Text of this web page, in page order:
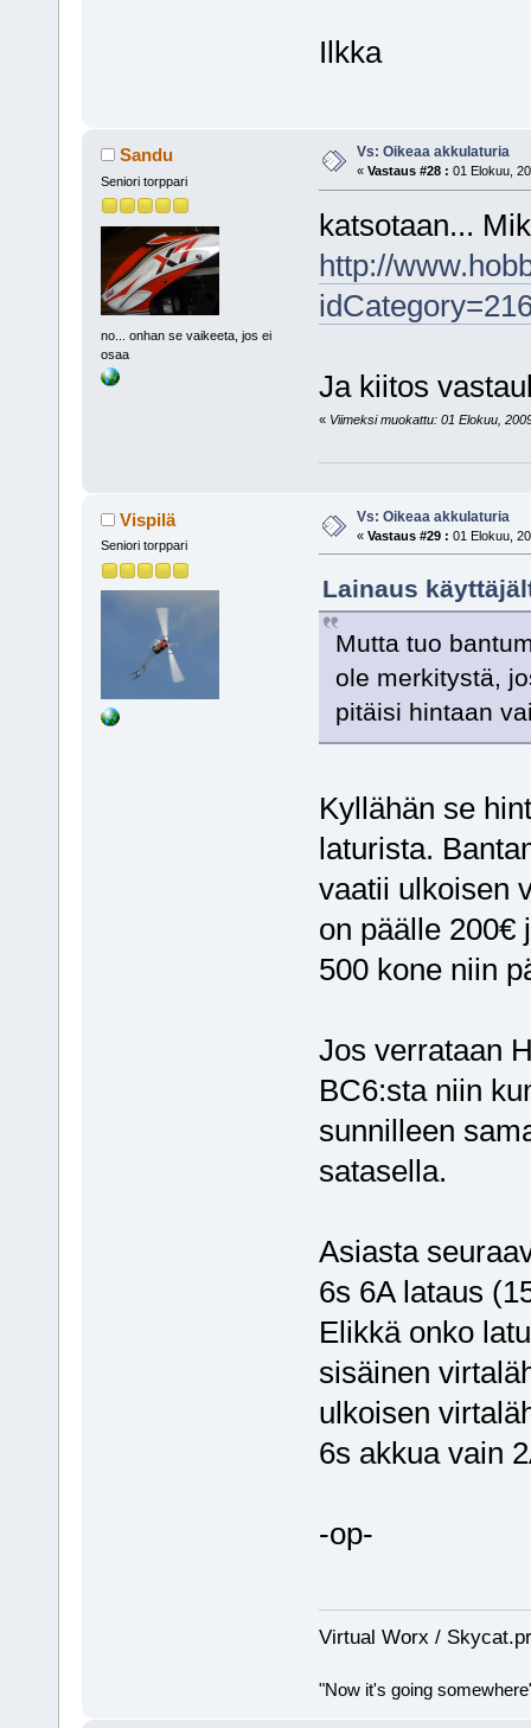
Ilkka
Sandu
Seniori torppari
no... onhan se vaikeeta, jos ei
osaa
Vs: Oikeaa akkulaturia
« Vastaus #28 : 01 Elokuu,
katsotaan...
http://
Ja kiitos
« Viimeksi muokattu: 01 Elokuu,
Vispilä
Seniori torppari
Vs: Oikeaa akkulaturia
« Vastaus #29 : 01 Elokuu,
Lainaus
Mutta tuo
ole merkitystä,
pitäisi hintaan
Kyllähän se
laturista.
vaatii ulkoisen
on päälle 200€
500 kone niin
Jos verrataan
BC6:sta niin
sunnilleen
satasella.
Asiasta
6s 6A lataus
Elikkä onko
sisäinen
ulkoisen
6s akkua vain
-op-
Virtual Worx /
"Now it's going